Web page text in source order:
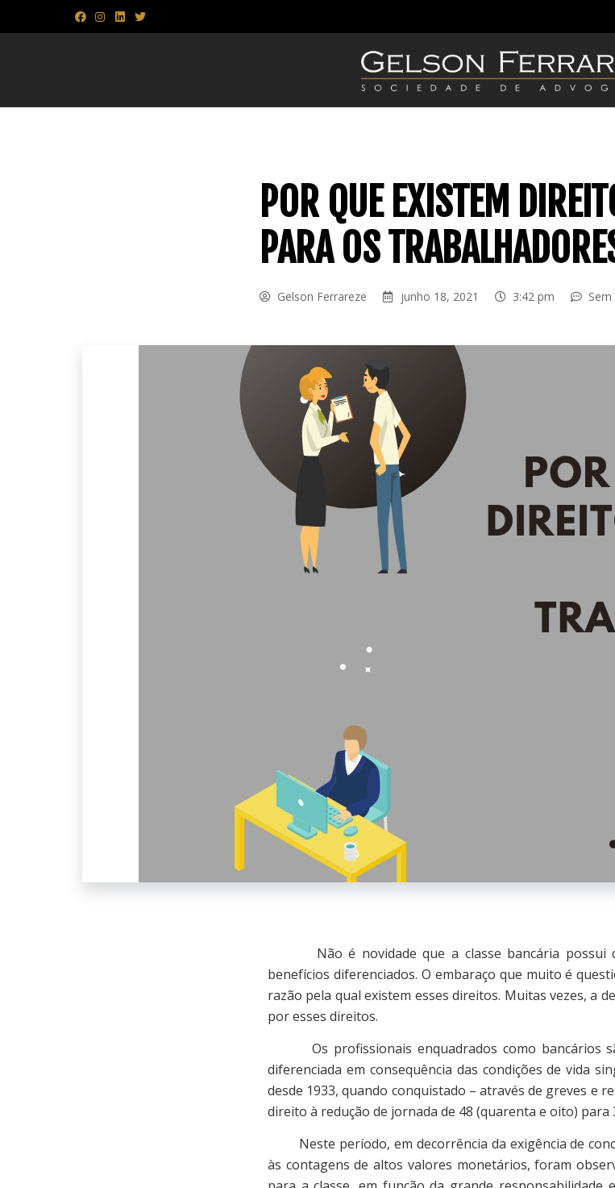
POR QUE EXISTEM
PARA OS
Gelson Ferrareze junho 18, 2021 3:42 pm
Não é novidade que a classe bancária possui
benefícios diferenciados. O embaraço que muito é
razão pela qual existem esses direitos. Muitas vezes, a
por esses direitos.
Os profissionais enquadrados como bancários
diferenciada em consequência das condições de vida
desde 1933, quando conquistado – através de greves e
direito à redução de jornada de 48 (quarenta e oito) para
Neste período, em decorrência da exigência de
às contagens de altos valores monetários, foram